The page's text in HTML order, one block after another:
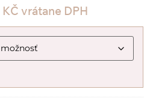
KČ vrátane DPH